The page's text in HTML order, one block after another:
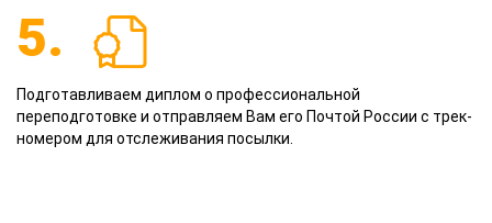
5.
Подготавливаем диплом о профессиональной
переподготовке и отправляем Вам его Почтой России с трек-
номером для отслеживания посылки.